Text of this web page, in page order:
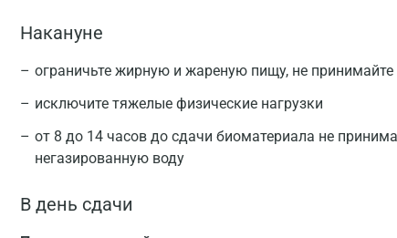
Накануне
ограничьте жирную и жареную пищу, не принимайте
исключите тяжелые физические нагрузки
от 8 до 14 часов до сдачи биоматериала не
негазированную воду
В день сдачи